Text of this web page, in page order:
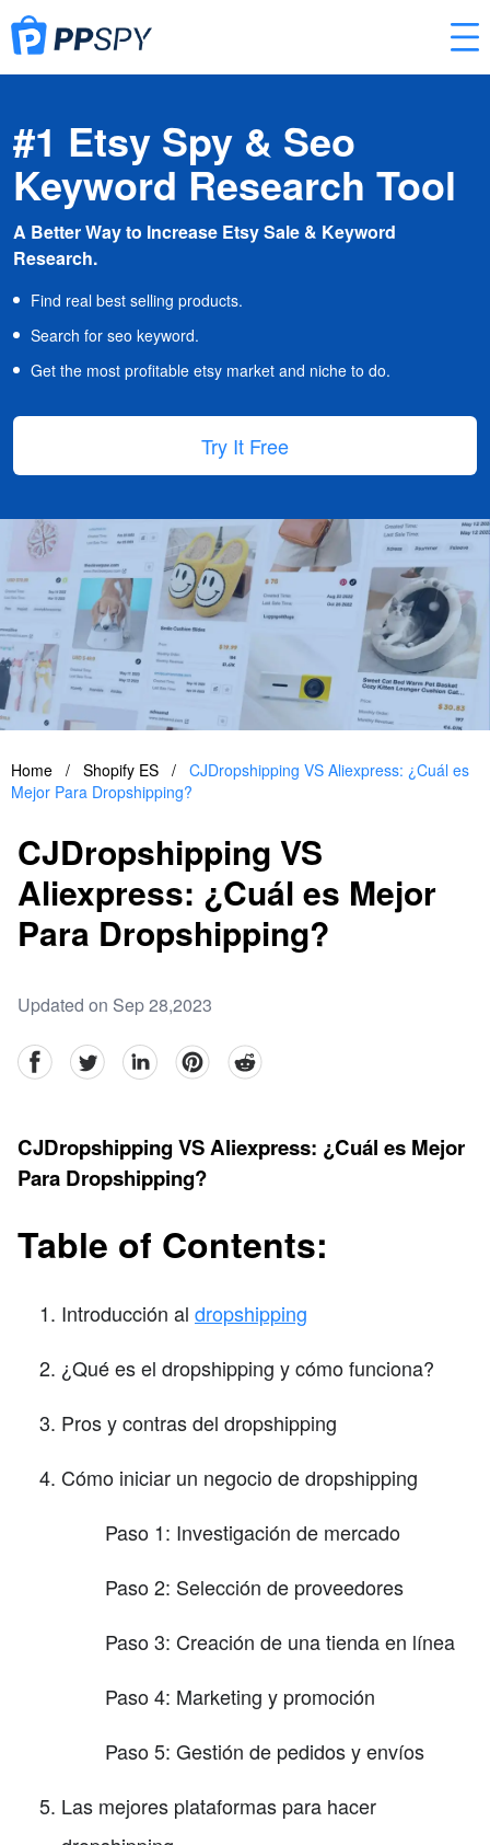
#1 Etsy Spy & Seo
Keyword Research Tool
A Better Way to Increase Etsy Sale & Keyword
Research.
Find real best selling products.
Search for seo keyword.
Get the most profitable etsy market and niche to do.
Try It Free
Home / Shopify ES / CJDropshipping VS Aliexpress: ¿Cuál es
Mejor Para Dropshipping?
CJDropshipping VS
Aliexpress: ¿Cuál es Mejor
Para Dropshipping?
Updated on Sep 28,2023
facebookTwitter linkedinpinterestreddit
CJDropshipping VS Aliexpress: ¿Cuál es Mejor
Para Dropshipping?
Table of Contents:
Introducción al dropshipping
¿Qué es el dropshipping y cómo funciona?
Pros y contras del dropshipping
Cómo iniciar un negocio de dropshipping
Paso 1: Investigación de mercado
Paso 2: Selección de proveedores
Paso 3: Creación de una tienda en línea
Paso 4: Marketing y promoción
Paso 5: Gestión de pedidos y envíos
Las mejores plataformas para hacer